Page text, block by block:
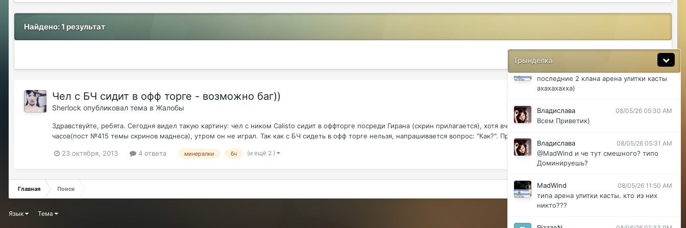
Найдено: 1 результат
Чел с БЧ сидит в офф торге - возможно баг))
Sherlock опубликовал тема в Жалобы
Здравствуйте, ребята. Сегодня видел такую картину: чел с ником Calisto сидит в оффторге посреди Гирана (скрин прилагается), хотя вчера вечером ему дали бан чата на 10
часов(пост №415 темы скринов маднеса), утром он не играл. Так как с БЧ сидеть в офф торге нельзя, напрашивается вопрос: "Как?". Прошу...
23 октября, 2013 4 ответа минералки бч (и ещё 2 )
Активность
Главная Поиск
Трынделка
@ДусяАгрегаТ последний месяц лета-
вот наступит осень и народ вернется
08/04/26 08:56 PM
последние 2 клана арена улитки касты
ахахахахха)
Владислава 08/05/26 05:30 AM
Всем Приветик)
Владислава 08/05/26 05:31 AM
@MadWind и че тут смешного? типо
Доминируешь?
MadWind 08/05/26 11:50 AM
типа арена улитки касты. кто из них
никто???
Язык Тема